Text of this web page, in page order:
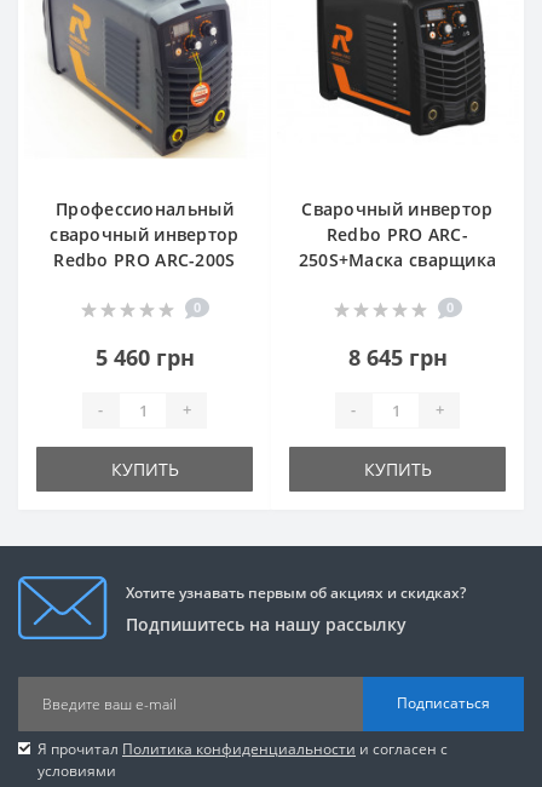
Профессиональный
сварочный инвертор
Redbo PRO ARC-200S
0
5 460 грн
- +
КУПИТЬ
Сварочный инвертор
Redbo PRO ARC-
250S+Маска сварщика
0
8 645 грн
- +
КУПИТЬ
Хотите узнавать первым об акциях и скидках?
Подпишитесь на нашу рассылку
Подписаться
Я прочитал Политика конфиденциальности и согласен с
условиями